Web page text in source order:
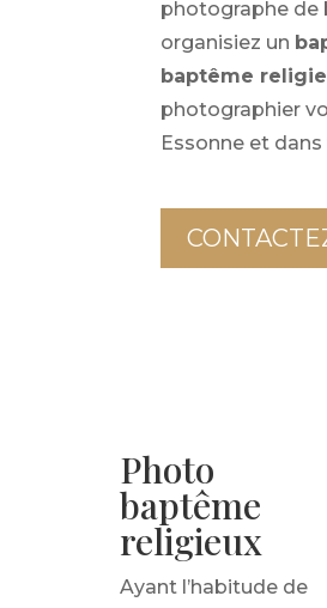
photographe de
organisiez un
baptême
photographier
Essonne et dans
Photo
baptême
religieux
Ayant l’habitude de